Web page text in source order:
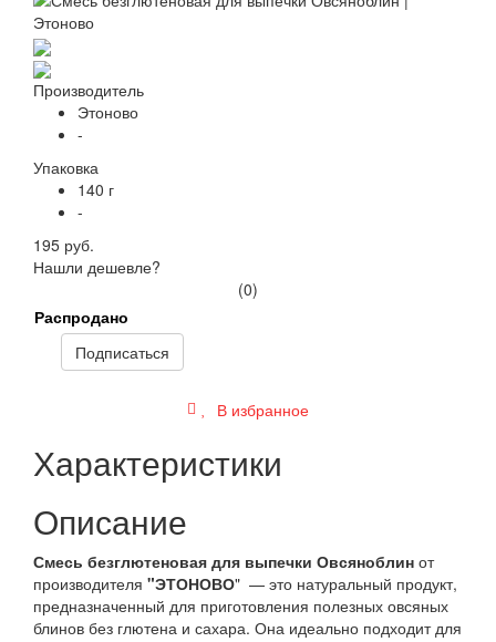
Производитель
Этоново
-
Упаковка
140 г
-
195 руб.
Нашли дешевле?
(0)
Распродано
Подписаться
В избранное
Характеристики
Описание
Смесь безглютеновая для выпечки Овсяноблин от
производителя "ЭТОНОВО" — это натуральный продукт,
предназначенный для приготовления полезных овсяных
блинов без глютена и сахара. Она идеально подходит для